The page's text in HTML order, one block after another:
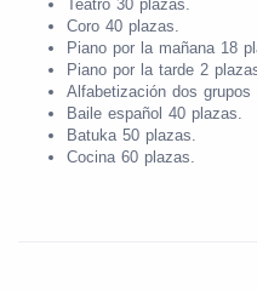
Teatro 30 plazas.
Coro 40 plazas.
Piano por la mañana 18
Piano por la tarde 2
Alfabetización dos
Baile español 40 plazas.
Batuka 50 plazas.
Cocina 60 plazas.